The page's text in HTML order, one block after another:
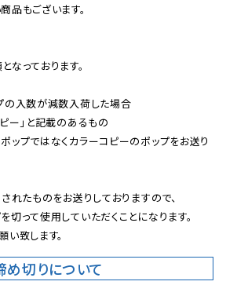
品もございます。
なっております。
の入数が減数入荷した場合
ー」と記載のあるもの
ップではなくカラーコピーのポップをお送り
れたものをお送りしておりますので、
切って使用していただくことになります。
い致します。
切りについて